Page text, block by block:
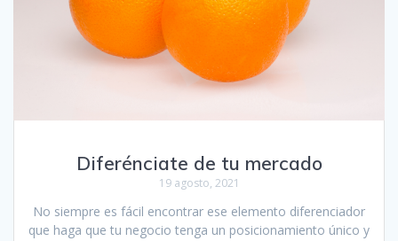
Diferénciate de tu mercado
19 agosto, 2021
No siempre es fácil encontrar ese elemento diferenciador
que haga que tu negocio tenga un posicionamiento único y